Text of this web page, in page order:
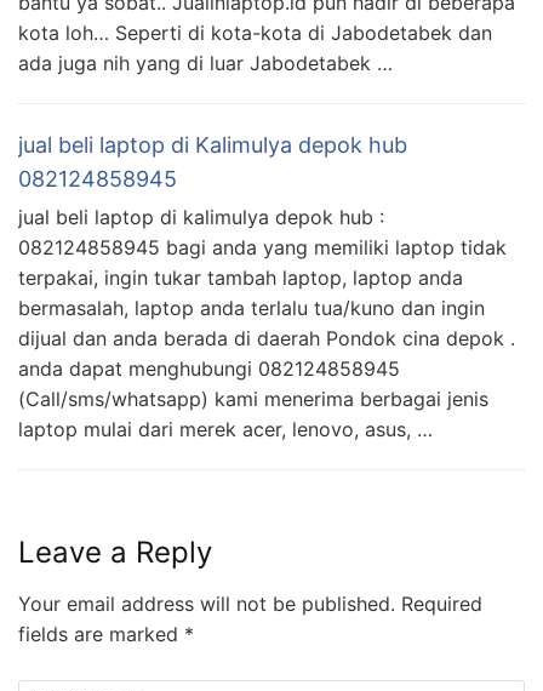
kota loh… Seperti di kota-kota di Jabodetabek dan
ada juga nih yang di luar Jabodetabek …
jual beli laptop di Kalimulya depok hub
082124858945
jual beli laptop di kalimulya depok hub :
082124858945 bagi anda yang memiliki laptop tidak
terpakai, ingin tukar tambah laptop, laptop anda
bermasalah, laptop anda terlalu tua/kuno dan ingin
dijual dan anda berada di daerah Pondok cina depok .
anda dapat menghubungi 082124858945
(Call/sms/whatsapp) kami menerima berbagai jenis
laptop mulai dari merek acer, lenovo, asus, …
Leave a Reply
Your email address will not be published. Required
fields are marked *